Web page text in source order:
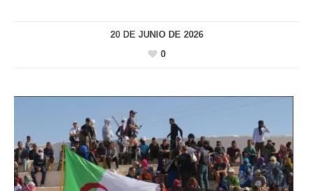
20 DE JUNIO DE 2026
0